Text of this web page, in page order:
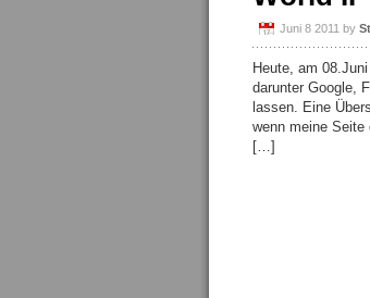
Juni 8 2011 by
Heute, am
darunter Google,
lassen. Eine
wenn meine
[…]